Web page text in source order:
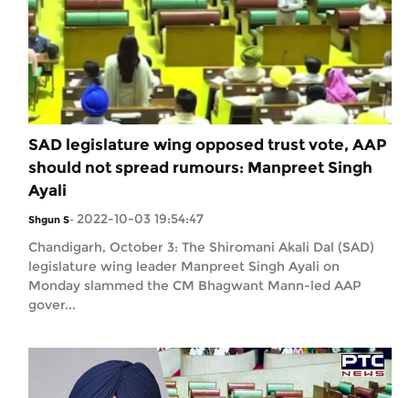
SAD legislature wing opposed trust vote, AAP
should not spread rumours: Manpreet Singh
Ayali
Shgun S- 2022-10-03 19:54:47
Chandigarh, October 3: The Shiromani Akali Dal (SAD)
legislature wing leader Manpreet Singh Ayali on
Monday slammed the CM Bhagwant Mann-led AAP
gover...